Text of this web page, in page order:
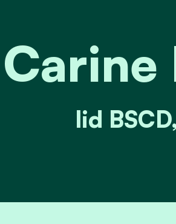
Carine
lid